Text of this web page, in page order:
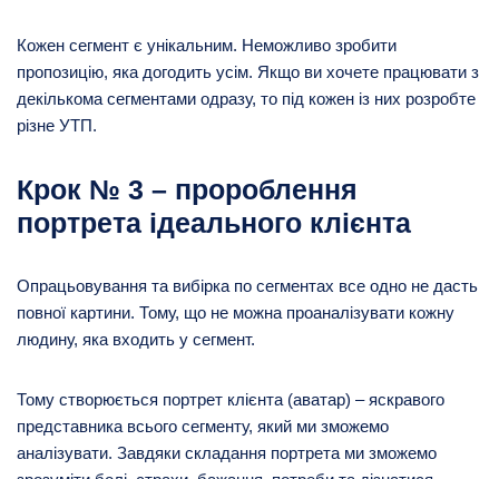
Кожен сегмент є унікальним. Неможливо зробити
пропозицію, яка догодить усім. Якщо ви хочете працювати з
декількома сегментами одразу, то під кожен із них розробте
різне УТП.
Крок № 3 – пророблення
портрета ідеального клієнта
Опрацьовування та вибірка по сегментах все одно не дасть
повної картини. Тому, що не можна проаналізувати кожну
людину, яка входить у сегмент.
Тому створюється портрет клієнта (аватар) – яскравого
представника всього сегменту, який ми зможемо
аналізувати. Завдяки складання портрета ми зможемо